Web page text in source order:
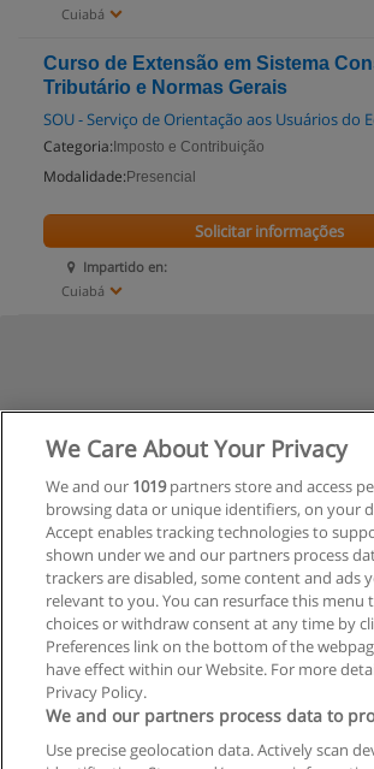
Cuiabá
Curso de Extensão em Sistema
Tributário e Normas Gerais
SOU - Serviço de Orientação aos Usuários do
Categoria: Imposto e Contribuição
Modalidade: Presencial
Impartido en:
Cuiabá
Solicitar informações
Regras de uso
Privacidade de dados
We Care About Your Privacy
We and our 1019partners store and access
browsing data or unique identifiers, on your
Accept enables tracking technologies to
shown under we and our partners process
trackers are disabled, some content and ads
relevant to you. You can resurface this menu
choices or withdraw consent at any time by
Preferences link on the bottom of the
have effect within our Website. For more
Privacy Policy.
We and our partners process data to
Use precise geolocation data. Actively scan